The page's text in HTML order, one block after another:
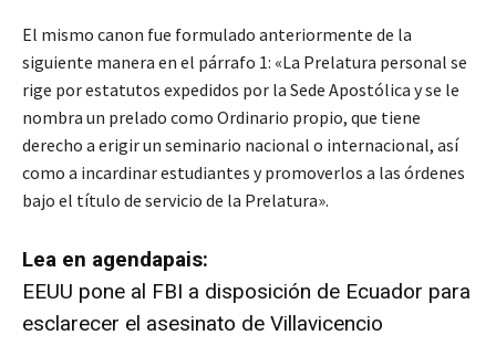
El mismo canon fue formulado anteriormente de la
siguiente manera en el párrafo 1: «La Prelatura personal se
rige por estatutos expedidos por la Sede Apostólica y se le
nombra un prelado como Ordinario propio, que tiene
derecho a erigir un seminario nacional o internacional, así
como a incardinar estudiantes y promoverlos a las órdenes
bajo el título de servicio de la Prelatura».
Lea en agendapais:
EEUU pone al FBI a disposición de Ecuador para
esclarecer el asesinato de Villavicencio